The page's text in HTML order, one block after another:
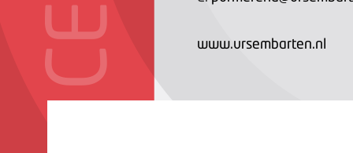
www.ursembarten.nl